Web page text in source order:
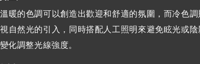
暖的色調可以創造出歡迎和舒適的氛圍，而冷色
自然光的引入，同時搭配人工照明來避免眩光或
化調整光線強度。